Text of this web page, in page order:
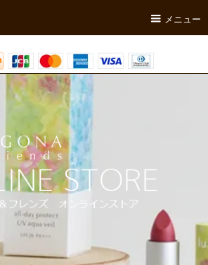
メニュー